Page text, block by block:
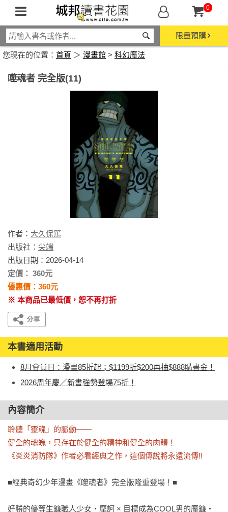
0
限量預購
您現在的位置： 首頁 ＞ 漫畫館 > 科幻魔法
噬魂者 完全版(11)
作者： 大久保篤
出版社： 尖端
出版日期：2026-04-14
定價： 360元
優惠價：360元
※ 本商品已最低價，恕不再打折
本書適用活動
8月會員日：漫畫85折起；$1199折$200再抽$888購書金！
2026周年慶／新書強勢登場75折！
內容簡介
聆聽「靈魂」的脈動——
健全的魂魄，只存在於健全的精神和健全的肉體！
《炎炎消防隊》作者必看經典之作，這個傳說將永遠流傳!!
■經典奇幻少年漫畫《噬魂者》完全版隆重登場！■
好勝的優等生鐮職人少女‧摩訶 × 目標成為COOL男的魔鐮‧